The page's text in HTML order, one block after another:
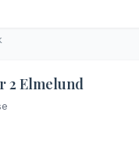
2 Elmelund